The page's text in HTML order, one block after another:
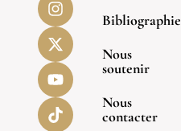
Bibliographie
Nous
soutenir
Nous
contacter